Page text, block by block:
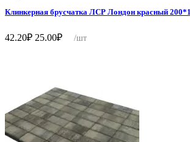
Клинкерная брусчатка ЛСР Лондон красный
42.20₽ цена
25.00₽цена:
/шт